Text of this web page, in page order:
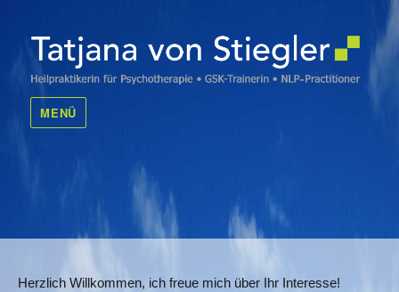
Tatjana von Stiegler
MENÜ
Herzlich Willkommen, ich freue mich über Ihr Interesse!